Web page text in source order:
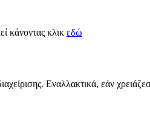
κάνοντας κλικ εδώ
Εναλλακτικά, εάν